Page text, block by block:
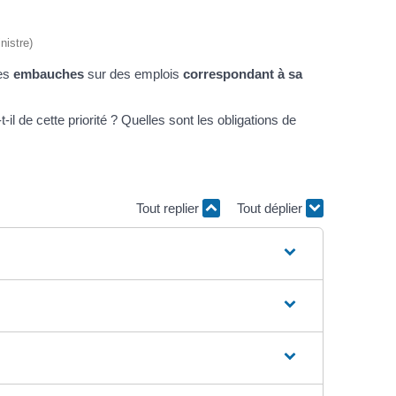
embauches sur des emplois correspondant à sa
il de cette priorité ? Quelles sont les obligations de
Tout replier Tout déplier